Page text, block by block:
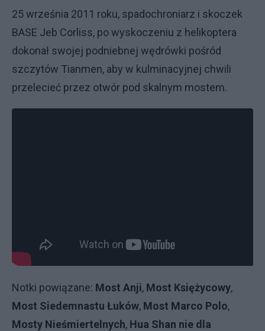
25 września 2011 roku, spadochroniarz i skoczek
BASE Jeb Corliss, po wyskoczeniu z helikoptera
dokonał swojej podniebnej wędrówki pośród
szczytów Tianmen, aby w kulminacyjnej chwili
przelecieć przez otwór pod skalnym mostem.
Notki powiązane: Most Anji, Most Księżycowy,
Most Siedemnastu Łuków, Most Marco Polo,
Mosty Nieśmiertelnych, Hua Shan nie dla